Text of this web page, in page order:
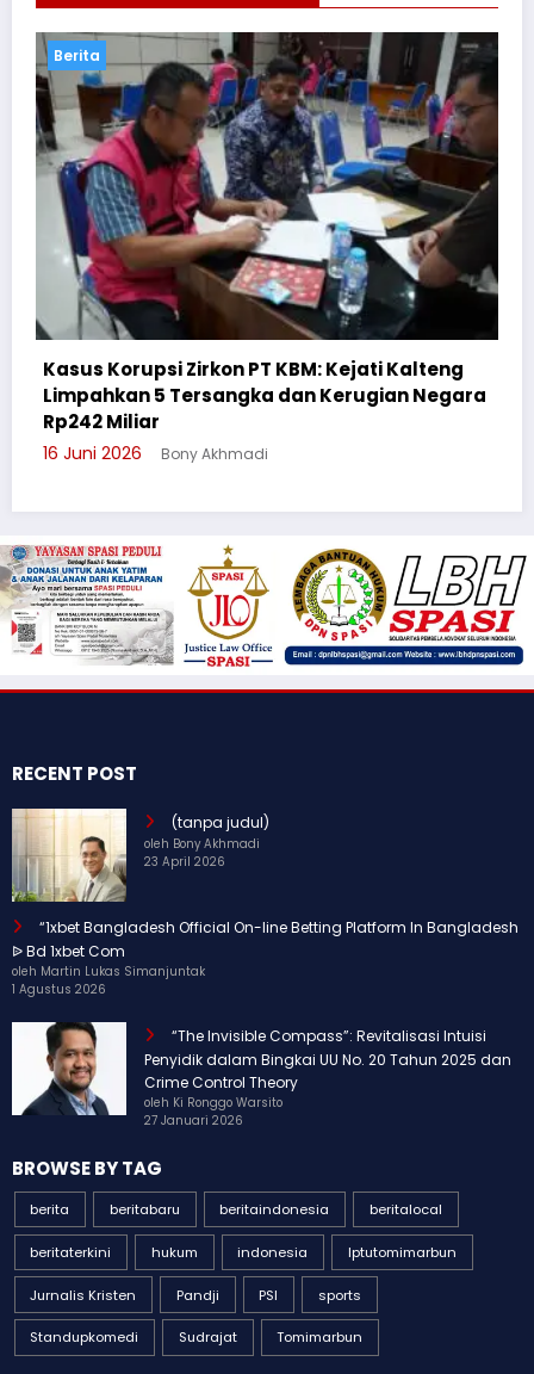
Cegah Bullying, Sikum Polresta Palangka
Suluh Pelajar SMAN 6
3 Juni 2026
RECENT POST
(tanpa judul)
oleh Bony Akhmadi
23 April 2026
“1xbet Bangladesh Official On-line Betting Platform In Bangladesh
ᐉ Bd 1xbet Com
oleh Martin Lukas Simanjuntak
1 Agustus 2026
“The Invisible Compass”: Revitalisasi Intuisi
Penyidik dalam Bingkai UU No. 20 Tahun 2025 dan
Crime Control Theory
oleh Ki Ronggo Warsito
BROWSE BY TAG
berita beritabaru beritaindonesia beritalocal
beritaterkini hukum indonesia Iptutomimarbun
Pandji sports
Standupkomedi Sudrajat